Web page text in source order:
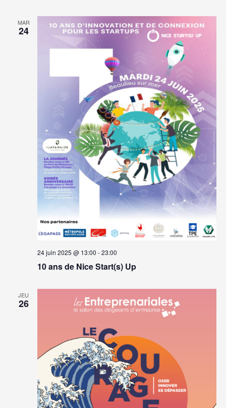
MAR
24
10 ans de Nice Start(s) Up
24 juin 2025 @ 13:00 -23:00
JEU
26